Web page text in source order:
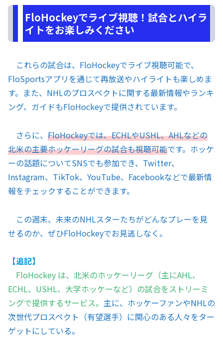
FloHockeyでライブ視聴！試合とハイラ
イトをお楽しみください
これらの試合は、FloHockeyでライブ視聴可能で、
FloSportsアプリを通じて再放送やハイライトも楽しめま
す。また、NHLのプロスペクトに関する最新情報やランキ
ング、ガイドもFloHockeyで提供されています。
さらに、 FloHockeyでは、ECHLやUSHL、AHLなどの
北米の主要ホッケーリーグの試合も視聴可能です。ホッケ
ーの話題についてSNSでも参加でき、Twitter、
Instagram、TikTok、YouTube、Facebookなどで最新情
報をチェックすることができます。
この週末、未来のNHLスターたちがどんなプレーを見
せるのか、ぜひFloHockeyでお見逃しなく。
【追記】
FloHockey は、北米のホッケーリーグ（主にAHL、
ECHL、USHL、大学ホッケーなど）の試合をストリーミ
ングで提供するサービス。 主に、ホッケーファンやNHLの
次世代プロスペクト（有望選手）に関心のある人々をター
ゲットにしている。